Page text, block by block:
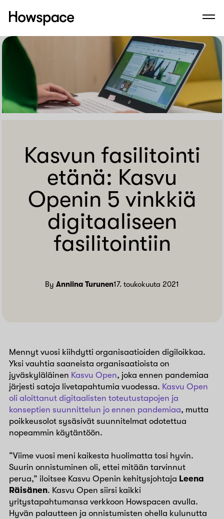
Siirry
sisältöön
Howspace
Kasvun fasilitointi
etänä: Kasvu
Openin 5 vinkkiä
digitaaliseen
fasilitointiin
By Anniina Turunen17. toukokuuta 2021
Mennyt vuosi kiihdytti organisaatioiden digiloikkaa.
Yksi vauhtia saaneista organisaatioista on
jyväskyläläinen Kasvu Open, joka ennen pandemiaa
järjesti satoja livetapahtumia vuodessa. Kasvu Open
oli aloittanut digitaalisten toteutustapojen ja
konseptien suunnittelun jo ennen pandemiaa, mutta
poikkeusolot sysäsivät suunnitelmat odotettua
nopeammin käytäntöön.
“Viime vuosi meni kaikesta huolimatta tosi hyvin.
Suurin onnistuminen oli, ettei mitään tarvinnut
perua,” iloitsee Kasvu Openin kehitysjohtaja Leena
Räisänen. Kasvu Open siirsi kaikki
yritystapahtumansa verkkoon Howspacen avulla.
Hyvän palautteen ja onnistumisten ohella kulunutta